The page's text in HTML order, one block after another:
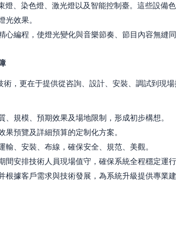
燈、染色燈、激光燈以及智能控制臺。這些設備
效果。
心編程，使燈光變化與音樂節奏、節目內容無縫
，更在于提供從咨詢、設計、安裝、調試到現
規模、預期效果及場地限制，形成初步構想。
預覽及詳細預算的定制化方案。
輸、安裝、布線，確保安全、規范、美觀。
間安排技術人員現場值守，確保系統全程穩定運行
根據客戶需求與技術發展，為系統升級提供專業建